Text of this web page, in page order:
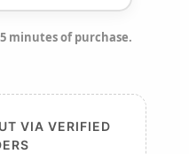
minutes of purchase.
VIA VERIFIED